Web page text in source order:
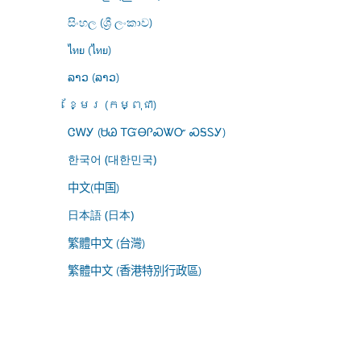
සිංහල (ශ්‍රී ලංකාව)
ไทย (ไทย)
ລາວ (ລາວ)
ខ្មែរ (កម្ពុជា)
ᏣᎳᎩ (ᏌᏊ ᎢᏳᎾᎵᏍᏔᏅ ᏍᎦᏚᎩ)
한국어 (대한민국)
中文(中国)
日本語 (日本)
繁體中文 (台灣)
繁體中文 (香港特別行政區)